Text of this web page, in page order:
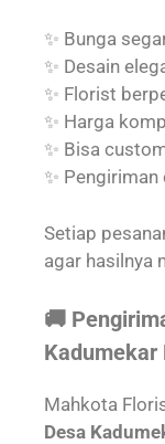
✨ Bunga
✨ Desain
✨ Florist
✨ Harga
✨ Bisa
✨
Setiap
agar hasilnya
🚚
Mahkota
Desa